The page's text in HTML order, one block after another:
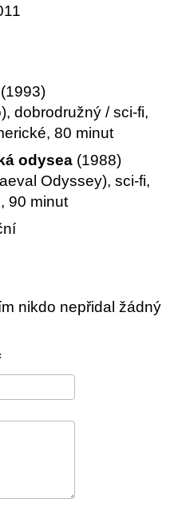
(1993)
dobrodružný / sci-fi,
80 minut
odysea (1988)
Odyssey), sci-fi,
90 minut
nikdo nepřidal žádný